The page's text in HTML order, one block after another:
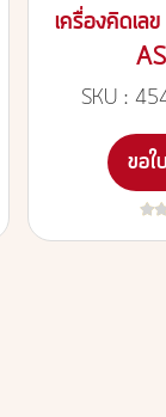
เครื่องคิดเ
SKU :
ขอใ